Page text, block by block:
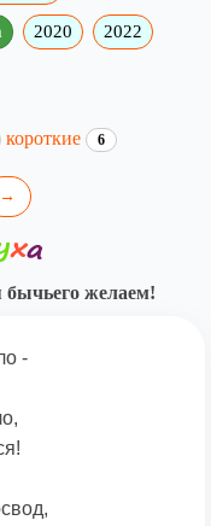
2020 2022
короткие 6
→
бычьего желаем!
-